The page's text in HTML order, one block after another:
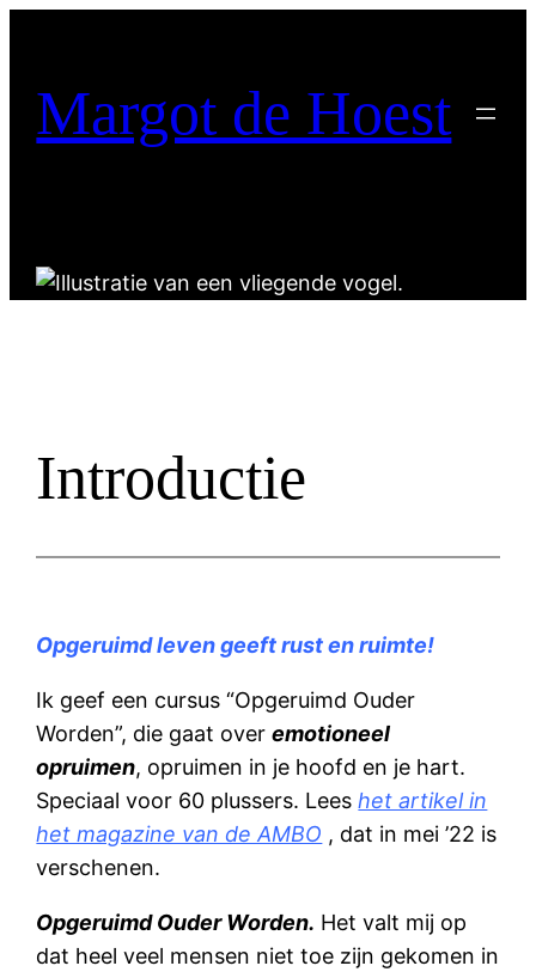
Margot de Hoest
Introductie
Opgeruimd leven geeft rust en ruimte!
Ik geef een cursus “Opgeruimd Ouder
Worden”, die gaat overemotioneel
opruimen, opruimen in je hoofd en je hart.
Speciaal voor 60 plussers. Leeshet artikel in
het magazine van de AMBO , dat in mei ’22 is
verschenen.
Opgeruimd Ouder Worden. Het valt mij op
dat heel veel mensen niet toe zijn gekomen in